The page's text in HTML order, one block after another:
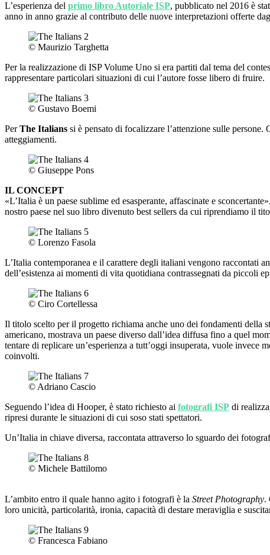
L’esperienza del primo libro Autoriale ISP, pubblicato nel 2016 è
anno in anno grazie al contributo delle nuove interpretazioni offerte
© Maurizio Targhetta
Per la realizzazione di ISP Volume Uno si era partiti dal tema del
rappresentare particolari situazioni di cui l’autore fosse libero di fruire.
© Gustavo Boemi
PerThe Italians si è pensato di focalizzare l’attenzione sulle
atteggiamenti.
© Giuseppe Pons
IL CONCEPT
«L’Italia è un paese sublime ed esasperante, affascinate e
nostro paese nel suo libro divenuto best sellers da cui riprendiamo il
© Lorenzo Fasola
L’Italia contemporanea e il carattere degli italiani vengono raccontati
dell’esistenza ai momenti di vita quotidiana contrassegnati da piccoli
© Ciro Cortellessa
Il titolo scelto per il progetto richiama anche uno dei fondamenti della
americano, mostrava un paese diverso dall’idea diffusa fino a quel
tentare di replicare un’esperienza a tutt’oggi insuperata, vuole
coinvolti.
© Adriano Cascio
Seguendo l’idea di Hooper, è stato richiesto ai fotografi ISP di
ripresi durante le situazioni di cui soso stati spettatori.
Un’Italia in chiave diversa, raccontata attraverso lo sguardo dei
© Michele Battilomo
L’ambito entro il quale hanno agito i fotografi è la Street Photography.
loro unicità, particolarità, ironia, capacità di destare meraviglia e
© Francesca Fabiano